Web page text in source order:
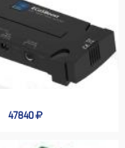
47840